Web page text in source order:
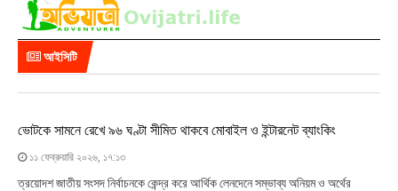
৪
আইসিটি
ভোটকে সামনে রেখে ৯৬ ঘণ্টা সীমিত থাকবে মোবাইল ও ইন্টারনেট ব্যাংকিং
১১ ফেব্রুয়ারি ২০২৬, ১৭:১৩
ত্রয়োদশ জাতীয় সংসদ নির্বাচনকে কেন্দ্র করে আর্থিক লেনদেনে সম্ভাব্য অনিয়ম ও অর্থের